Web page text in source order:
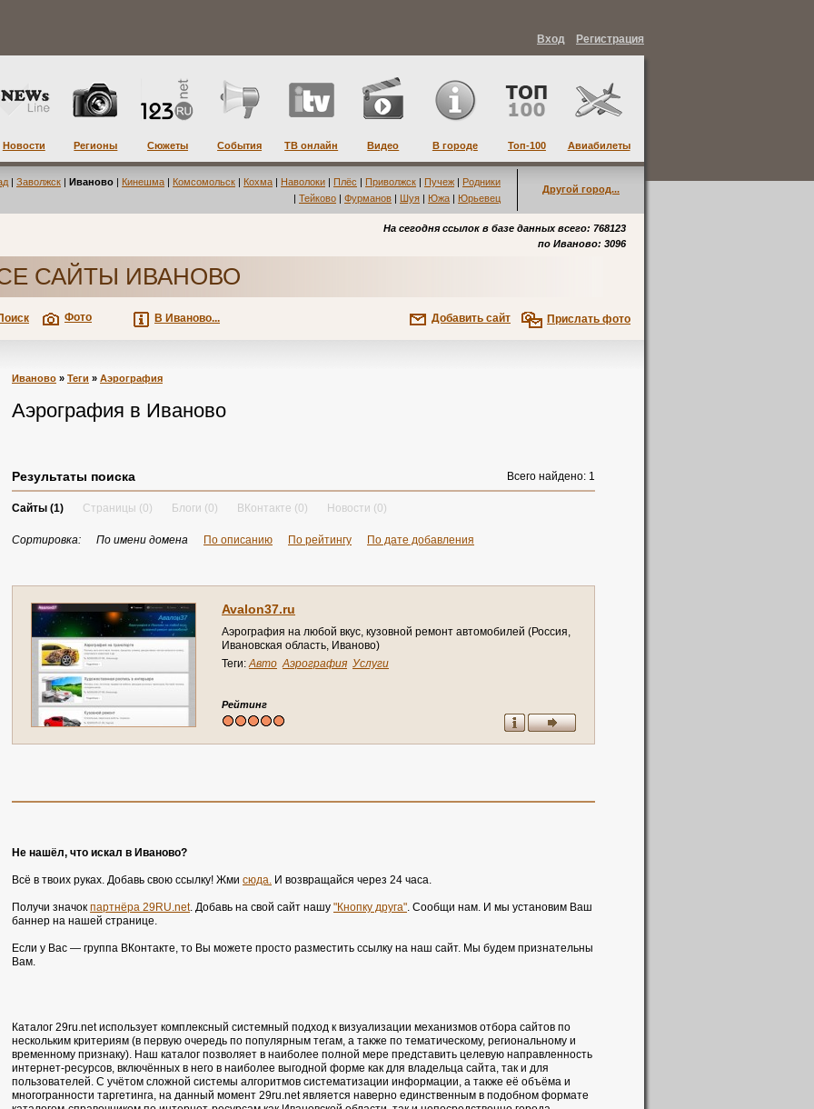
Вход Регистрация
Новости Регионы Сюжеты События ТВ онлайн Видео В городе Топ-100 Авиабилеты
| Заволжск | Иваново | Кинешма | Комсомольск | Кохма | Наволоки | Плёс | Приволжск | Пучеж | Родники
| Тейково | Фурманов | Шуя | Южа | Юрьевец
Другой город...
На сегодня ссылок в базе данных всего: 768123
по Иваново: 3096
САЙТЫ ИВАНОВО
Фото В Иваново... Прислать фото
Добавить сайт
Иваново » Теги » Аэрография
Аэрография в Иваново
Всего найдено: 1
Результаты поиска
Сайты (1) Страницы (0) Блоги (0) ВКонтакте (0) Новости (0)
Сортировка: По имени домена По описанию По рейтингу По дате добавления
Avalon37.ru
Аэрография на любой вкус, кузовной ремонт автомобилей (Россия,
Ивановская область, Иваново)
Теги:Авто Аэрография Услуги
Рейтинг
Не нашёл, что искал в Иваново?
Всё в твоих руках. Добавь свою ссылку! Жми сюда. И возвращайся через 24 часа.
Получи значок партнёра 29RU.net. Добавь на свой сайт нашу "Кнопку друга". Сообщи нам. И мы установим Ваш
баннер на нашей странице.
Если у Вас — группа ВКонтакте, то Вы можете просто разместить ссылку на наш сайт. Мы будем признательны
Вам.
Каталог 29ru.net использует комплексный системный подход к визуализации механизмов отбора сайтов по
нескольким критериям (в первую очередь по популярным тегам, а также по тематическому, региональному и
временному признаку). Наш каталог позволяет в наиболее полной мере представить целевую направленность
интернет-ресурсов, включённых в него в наиболее выгодной форме как для владельца сайта, так и для
пользователей. С учётом сложной системы алгоритмов систематизации информации, а также её объёма и
многогранности таргетинга, на данный момент 29ru.net является наверно единственным в подобном формате